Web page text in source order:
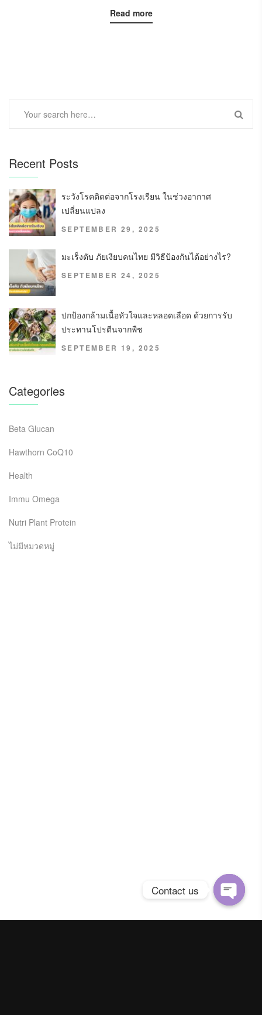
Read more
Recent Posts
ระวังโรคติดต่อจากโรงเรียน ในช่วงอากาศ
เปลี่ยนแปลง
SEPTEMBER 29, 2025
มะเร็งตับ ภัยเงียบคนไทย มีวิธีป้องกันได้อย่างไร?
SEPTEMBER 24, 2025
ปกป้องกล้ามเนื้อหัวใจและหลอดเลือด ด้วยการรับ
ประทานโปรตีนจากพืช
SEPTEMBER 19, 2025
Categories
Beta Glucan
Hawthorn CoQ10
Health
Immu Omega
Nutri Plant Protein
ไม่มีหมวดหมู่
Contact us